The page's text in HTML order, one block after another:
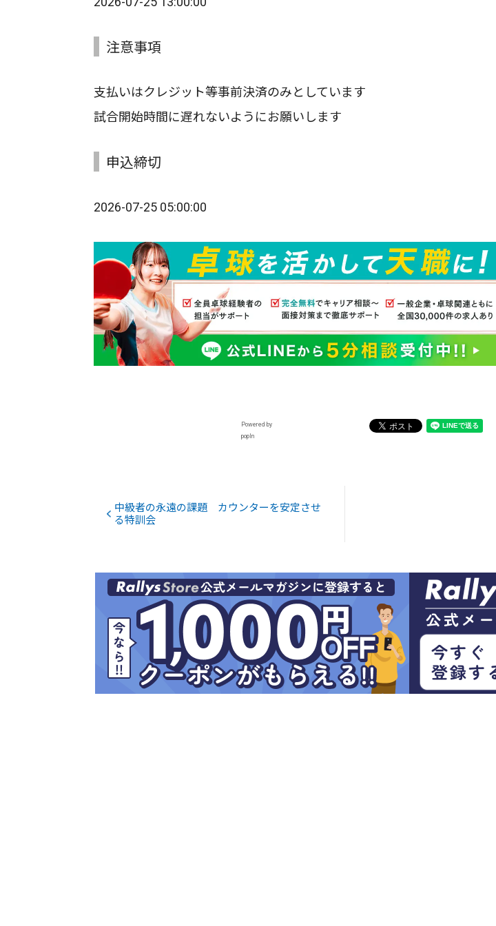
注意事項
支払いはクレジット等事前決済のみとしています
試合開始時間に遅れないようにお願いします
申込締切
2026-07-25 05:00:00
Powered by
popIn
中級者の永遠の課題 カウンターを安定させ
る特訓会